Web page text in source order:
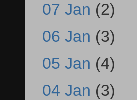
07 Jan (2)
06 Jan (3)
05 Jan (4)
04 Jan (3)